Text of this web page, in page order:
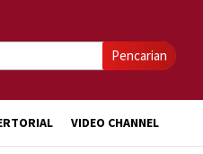
Pencarian
VIDEO CHANNEL